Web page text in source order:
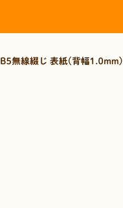
B5無線綴じ 表紙(背幅1.0mm)